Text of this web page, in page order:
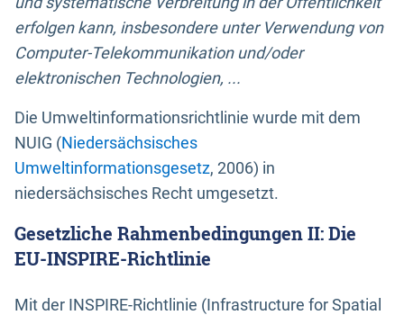
erfolgen kann, insbesondere unter Verwendung von
Computer-Telekommunikation und/oder
elektronischen Technologien, ...
Die Umweltinformationsrichtlinie wurde mit dem
NUIG (Niedersächsisches
Umweltinformationsgesetz, 2006) in
niedersächsisches Recht umgesetzt.
Gesetzliche Rahmenbedingungen II: Die
EU-INSPIRE-Richtlinie
Mit der INSPIRE-Richtlinie (Infrastructure for Spatial